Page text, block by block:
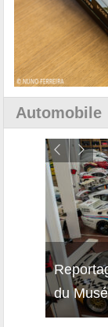
Automobile
du